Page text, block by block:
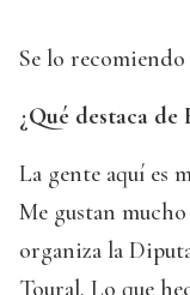
Se lo
¿Qué destaca
La gente aquí es
Me gustan
organiza la